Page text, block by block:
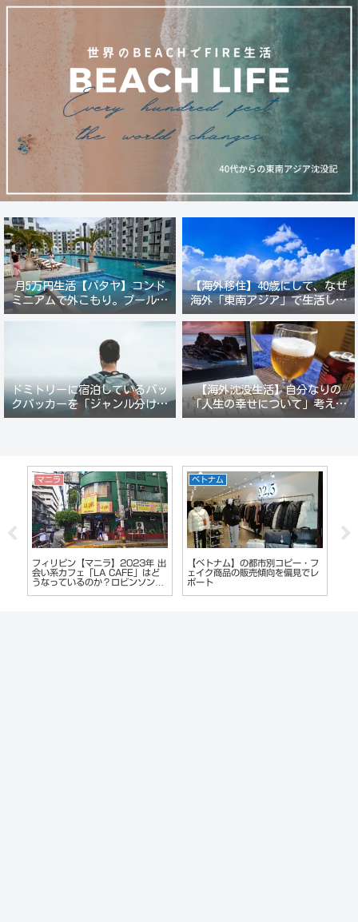
月5万円生活【パタヤ】コンド
ミニアムで外こもり。プール付
き新築コンドでステーキ&ウオ
【海外移住】40歳にして、なぜ
海外「東南アジア」で生活しよ
うと思ったのか？
ドミトリーに宿泊しているバッ
クパッカーを「ジャンル分けし
て人間観察」が楽しい。
【海外沈没生活】自分なりの
「人生の幸せについて」考えて
みる。
雑記
お気に入りのスニーカーをゴルフ
シューズに自分で改造。総額
2000円でエアジョーダンゴルフ
ダナン
ベトナム【ダナン】日系KTVとカ
ジノで豪遊体験。格安で贅沢夜遊
びができる！